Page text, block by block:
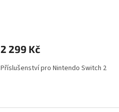
2 299 Kč
Příslušenství pro Nintendo Switch 2